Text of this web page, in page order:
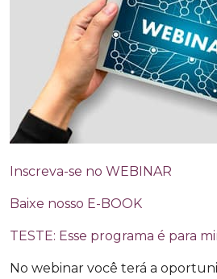
Inscreva-se no WEBINAR
Baixe nosso E-BOOK
TESTE: Esse programa é para
No webinar você terá a